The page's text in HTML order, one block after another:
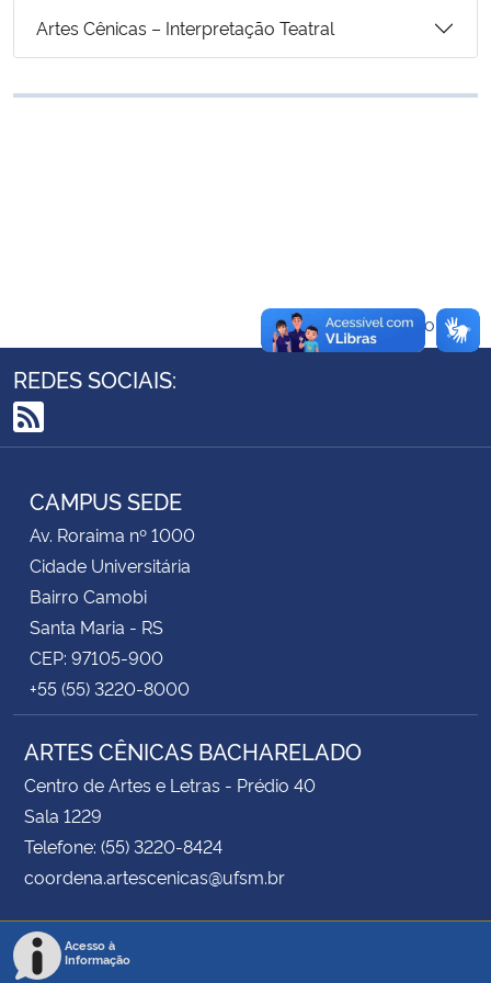
Ministério da Cidadania
Controladoria-Geral da União
Secretaria-Geral
Secretaria de Governo
Gabinete de Segurança Institucional
Advocacia-Geral da União
Artes Cênicas – Interpretação Teatral
Voltar ao topo
REDES SOCIAIS:
RSS
CAMPUS SEDE
Av. Roraima nº 1000
Cidade Universitária
Bairro Camobi
Santa Maria - RS
CEP: 97105-900
+55 (55) 3220-8000
ARTES CÊNICAS BACHARELADO
Centro de Artes e Letras - Prédio 40
Sala 1229
Telefone: (55) 3220-8424
coordena.artescenicas@ufsm.br
Acesso à
Informação